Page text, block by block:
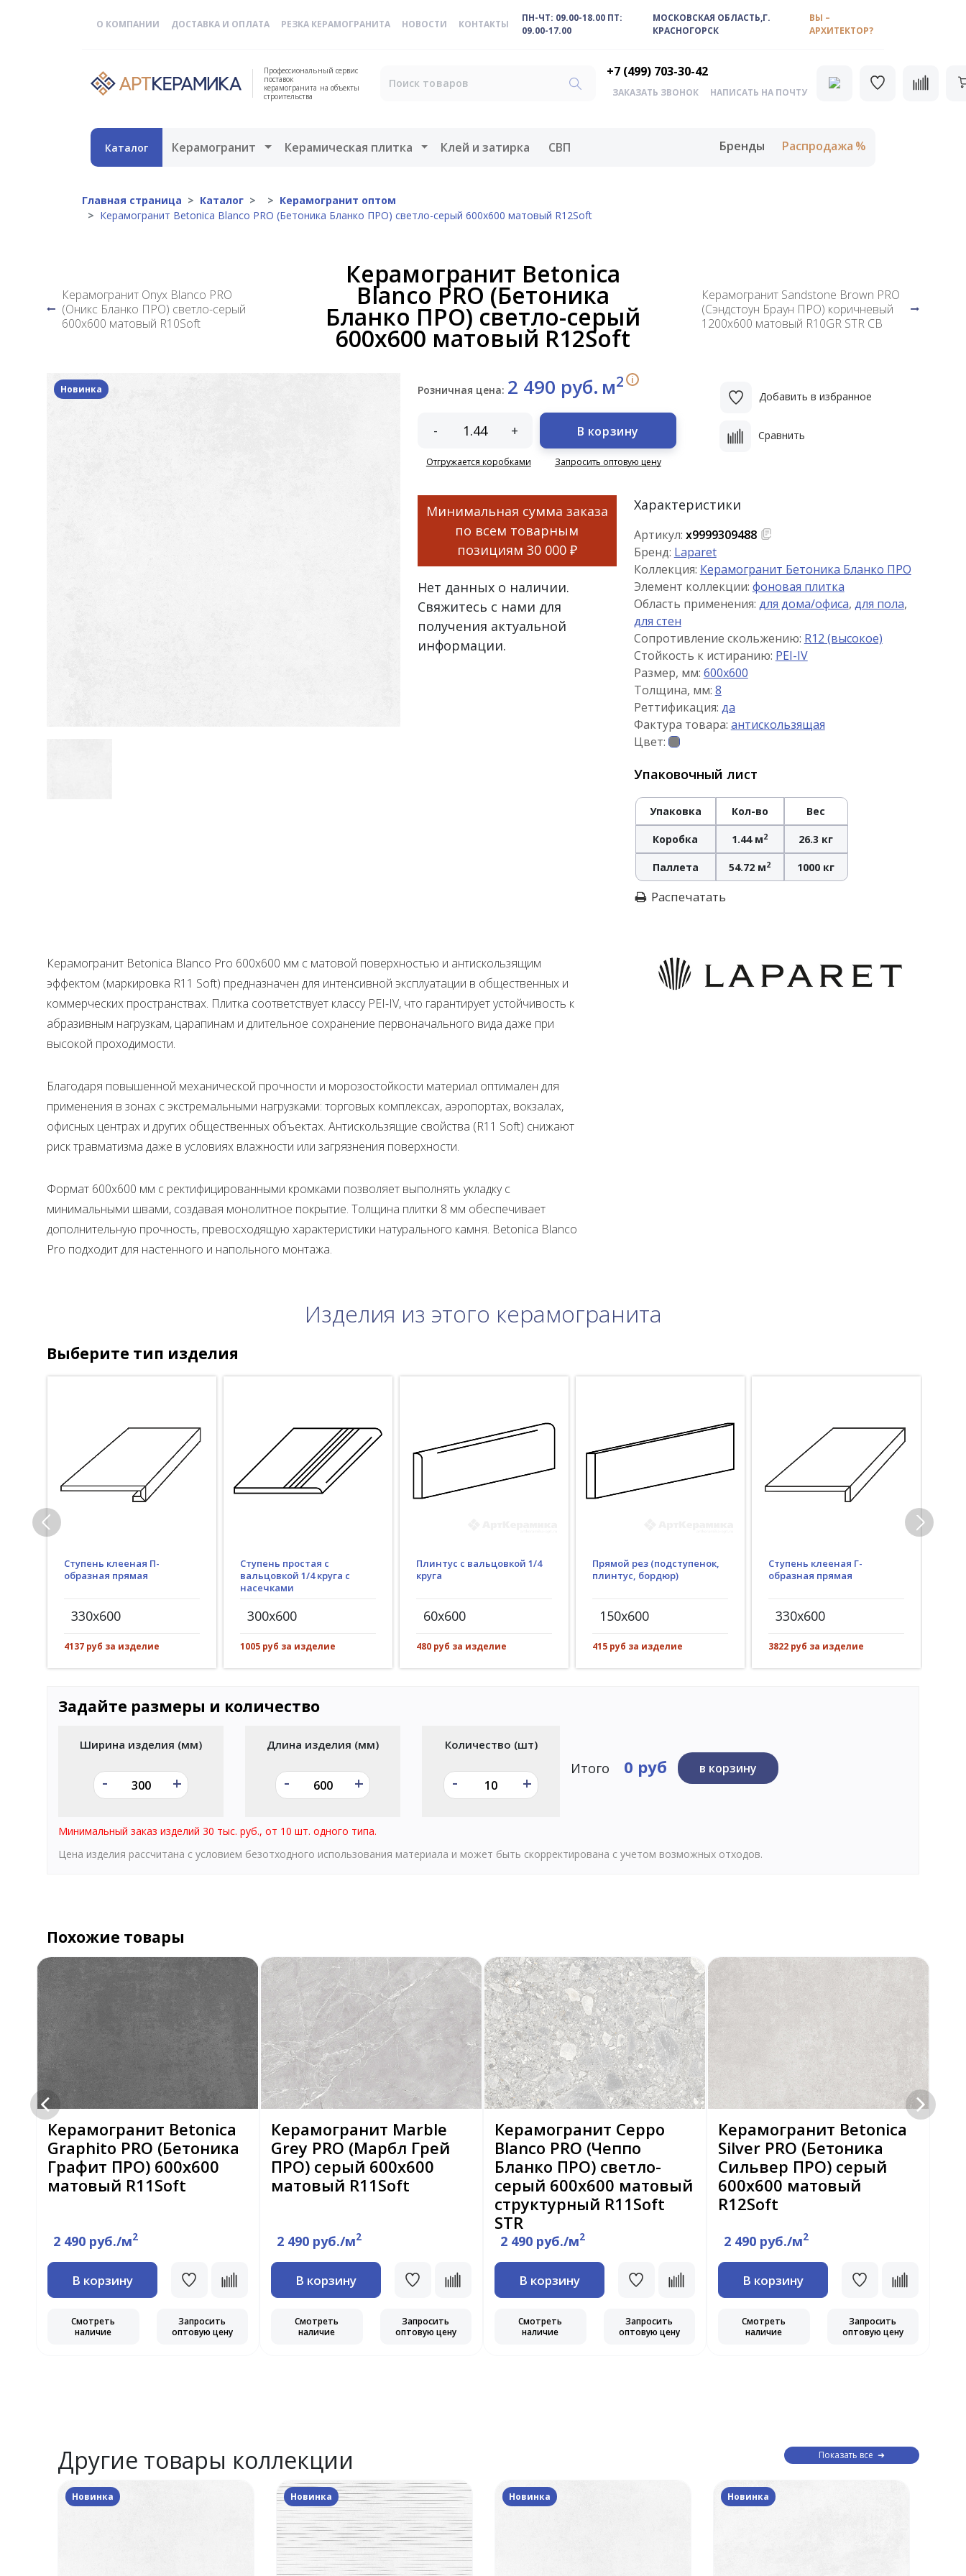
О КОМПАНИИ ДОСТАВКА И ОПЛАТА РЕЗКА КЕРАМОГРАНИТА НОВОСТИ КОНТАКТЫ
ПН-ЧТ: 09.00-18.00 ПТ:
09.00-17.00
МОСКОВСКАЯ ОБЛАСТЬ,Г.
КРАСНОГОРСК
ВЫ –
АРХИТЕКТОР?
Профессиональный сервис
поставок
керамогранита на объекты
строительства
+7 (499) 703-30-42
ЗАКАЗАТЬ ЗВОНОК НАПИСАТЬ НА ПОЧТУ
Каталог Керамогранит Открыть меню
Керамическая плитка Открыть меню
Клей и затирка СВП Бренды Распродажа
Главная страница Каталог
Керамогранит оптом
Керамогранит Betonica Blanco PRO (Бетоника Бланко ПРО) светло-серый 600x600 матовый R12Soft
Керамогранит Onyx Blanco PRO
(Оникс Бланко ПРО) светло-серый
600x600 матовый R10Soft
Керамогранит Betonica
Blanco PRO (Бетоника
Бланко ПРО) светло-серый
600x600 матовый R12Soft
Керамогранит Sandstone Brown PRO
(Сэндстоун Браун ПРО) коричневый
1200x600 матовый R10GR STR CB
Новинка Розничная цена: 2 490 руб. м2 i
- +
Отгружается коробками
В корзину
Запросить оптовую цену
Добавить в избранное
Сравнить
Минимальная сумма заказа
по всем товарным
позициям 30 000 ₽
Нет данных о наличии.
Свяжитесь с нами для
получения актуальной
информации.
Характеристики
Артикул: х9999309488
Бренд: Laparet
Коллекция: Керамогранит Бетоника Бланко ПРО
Элемент коллекции: фоновая плитка
Область применения: для дома/офиса, для пола,
для стен
Сопротивление скольжению: R12 (высокое)
Стойкость к истиранию: PEI-IV
Размер, мм: 600x600
Толщина, мм: 8
Реттификация: да
Фактура товара: антискользящая
Цвет:
Упаковочный лист
Упаковка Кол-во Вес
Коробка 1.44 м2 26.3 кг
Паллета 54.72 м2 1000 кг
Распечатать
Керамогранит Betonica Blanco Pro 600x600 мм с матовой поверхностью и антискользящим
эффектом (маркировка R11 Soft) предназначен для интенсивной эксплуатации в общественных и
коммерческих пространствах. Плитка соответствует классу PEI-IV, что гарантирует устойчивость к
абразивным нагрузкам, царапинам и длительное сохранение первоначального вида даже при
высокой проходимости.
Благодаря повышенной механической прочности и морозостойкости материал оптимален для
применения в зонах с экстремальными нагрузками: торговых комплексах, аэропортах, вокзалах,
офисных центрах и других общественных объектах. Антискользящие свойства (R11 Soft) снижают
риск травматизма даже в условиях влажности или загрязнения поверхности.
Формат 600x600 мм с ректифицированными кромками позволяет выполнять укладку с
минимальными швами, создавая монолитное покрытие. Толщина плитки 8 мм обеспечивает
дополнительную прочность, превосходящую характеристики натурального камня. Betonica Blanco
Pro подходит для настенного и напольного монтажа.
Изделия из этого керамогранита
Выберите тип изделия
Ступень клееная П-
образная прямая
330x600
4137 руб за изделие
Ступень простая с
вальцовкой 1/4 круга с
насечками
300x600
1005 руб за изделие
Плинтус с вальцовкой 1/4
круга
60x600
480 руб за изделие
Прямой рез (подступенок,
плинтус, бордюр)
150x600
415 руб за изделие
Ступень клееная Г-
образная прямая
330x600
3822 руб за изделие
Задайте размеры и количество
Ширина изделия (мм)
- +
Длина изделия (мм)
- +
Количество (шт)
- +
Итого 0 руб в корзину
Минимальный заказ изделий 30 тыс. руб., от 10 шт. одного типа.
Цена изделия рассчитана с условием безотходного использования материала и может быть скорректирована с учетом возможных отходов.
Похожие товары
Керамогранит Betonica
Graphito PRO (Бетоника
Графит ПРО) 600x600
матовый R11Soft
2 490 руб./м2
В корзину
Смотреть
наличие
Запросить
оптовую цену
Керамогранит Marble
Grey PRO (Марбл Грей
ПРО) серый 600x600
матовый R11Soft
2 490 руб./м2
В корзину
Смотреть
наличие
Запросить
оптовую цену
Керамогранит Ceppo
Blanco PRO (Чеппо
Бланко ПРО) светло-
серый 600x600 матовый
структурный R11Soft
STR
2 490 руб./м2
В корзину
Смотреть
наличие
Запросить
оптовую цену
Керамогранит Betonica
Silver PRO (Бетоника
Сильвер ПРО) серый
600x600 матовый
R12Soft
2 490 руб./м2
В корзину
Смотреть
наличие
Запросить
оптовую цену
Другие товары коллекции Показать все
Новинка Новинка Новинка Новинка